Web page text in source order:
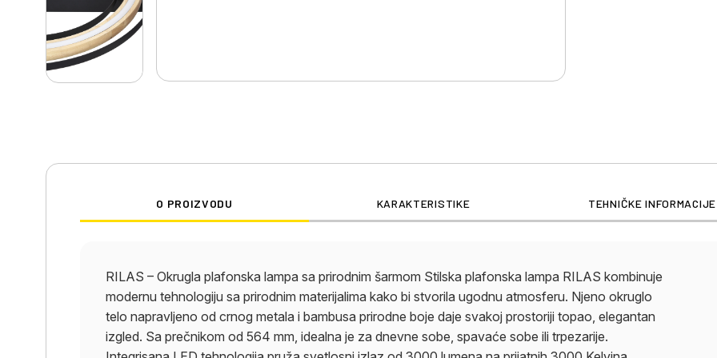
O PROIZVODU KARAKTERISTIKE TEHNIČKE INFORMACIJE
RILAS – Okrugla plafonska lampa sa prirodnim šarmom Stilska plafonska lampa RILAS kombinuje
modernu tehnologiju sa prirodnim materijalima kako bi stvorila ugodnu atmosferu. Njeno okruglo
telo napravljeno od crnog metala i bambusa prirodne boje daje svakoj prostoriji topao, elegantan
izgled. Sa prečnikom od 564 mm, idealna je za dnevne sobe, spavaće sobe ili trpezarije.